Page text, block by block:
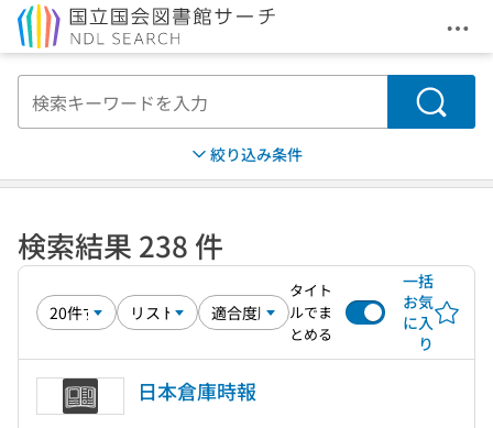
メ
検索
絞り込み条件
検索結果 238 件
タイト
ルでま
とめる
一括
お気
に入
り
日本倉庫時報